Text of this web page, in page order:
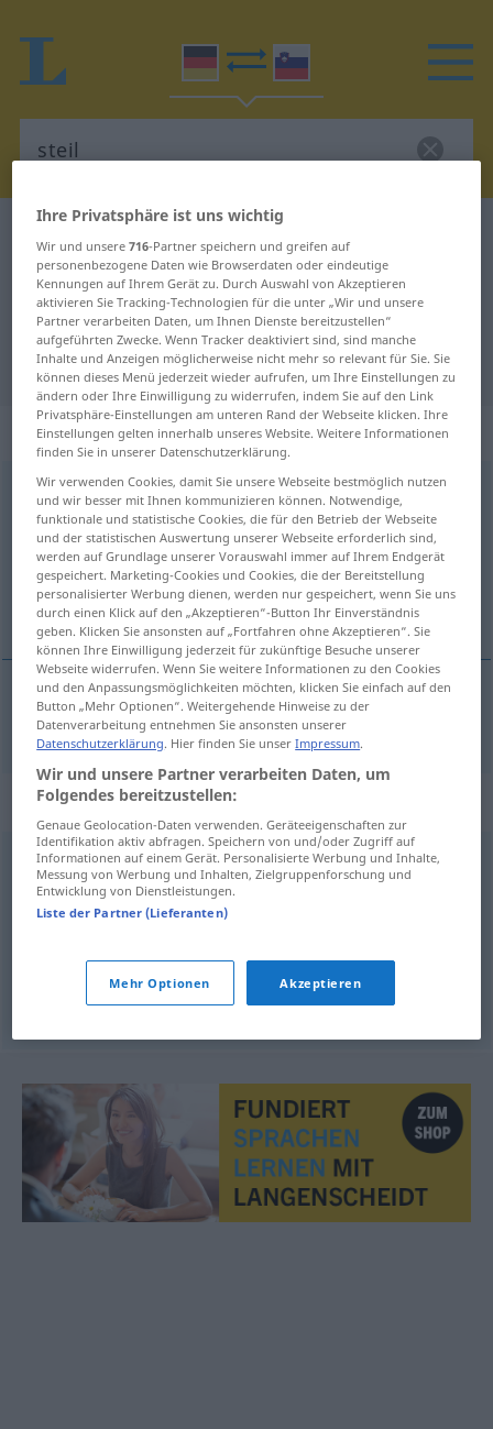
Deutsch-Slowenisch Übersetzung
für "steil"
"steil" Slowenisch Übersetzung
„steil“
steil
Übersicht aller Übersetzungen
(Für mehr Details die Übersetzung anklicken/antippen)
stŕm
stŕm steil
Synonyme für "steil"
kühn (Behauptung) ,abenteuerlich (Vermutung o.ä.)
gewagt (Annahme o.ä.),forsch (Aussage)
(stark) geneigt,abschüssig
Ihre Privatsphäre ist uns wichtig
Wir und unsere716-Partner speichern und greifen auf
personenbezogene Daten wie Browserdaten oder eindeutige
Kennungen auf Ihrem Gerät zu. Durch Auswahl von Akzeptieren
aktivieren Sie Tracking-Technologien für die unter „Wir und unsere
Partner verarbeiten Daten, um Ihnen Dienste bereitzustellen“
aufgeführten Zwecke. Wenn Tracker deaktiviert sind, sind manche
Inhalte und Anzeigen möglicherweise nicht mehr so relevant für Sie. Sie
können dieses Menü jederzeit wieder aufrufen, um Ihre Einstellungen zu
ändern oder Ihre Einwilligung zu widerrufen, indem Sie auf den Link
Privatsphäre-Einstellungen am unteren Rand der Webseite klicken. Ihre
Einstellungen gelten innerhalb unseres Website. Weitere Informationen
finden Sie in unserer Datenschutzerklärung.
Wir verwenden Cookies, damit Sie unsere Webseite bestmöglich nutzen
und wir besser mit Ihnen kommunizieren können. Notwendige,
funktionale und statistische Cookies, die für den Betrieb der Webseite
und der statistischen Auswertung unserer Webseite erforderlich sind,
werden auf Grundlage unserer Vorauswahl immer auf Ihrem Endgerät
gespeichert. Marketing-Cookies und Cookies, die der Bereitstellung
personalisierter Werbung dienen, werden nur gespeichert, wenn Sie uns
durch einen Klick auf den „Akzeptieren“-Button Ihr Einverständnis
geben. Klicken Sie ansonsten auf „Fortfahren ohne Akzeptieren“. Sie
können Ihre Einwilligung jederzeit für zukünftige Besuche unserer
Webseite widerrufen. Wenn Sie weitere Informationen zu den Cookies
und den Anpassungsmöglichkeiten möchten, klicken Sie einfach auf den
Button „Mehr Optionen“. Weitergehende Hinweise zu der
Datenverarbeitung entnehmen Sie ansonsten unserer
Datenschutzerklärung. Hier finden Sie unserImpressum.
Wir und unsere Partner verarbeiten Daten, um
Folgendes bereitzustellen:
Genaue Geolocation-Daten verwenden. Geräteeigenschaften zur
Identifikation aktiv abfragen. Speichern von und/oder Zugriff auf
Informationen auf einem Gerät. Personalisierte Werbung und Inhalte,
Messung von Werbung und Inhalten, Zielgruppenforschung und
Entwicklung von Dienstleistungen.
Liste der Partner (Lieferanten)
Mehr Optionen Akzeptieren